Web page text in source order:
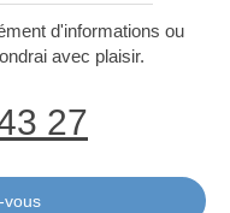
d'informations ou
avec plaisir.
27
vous